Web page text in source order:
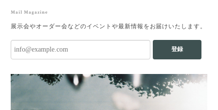
Mail Magazine
展示会やオーダー会などのイベントや最新情報をお届けいたします。
登録